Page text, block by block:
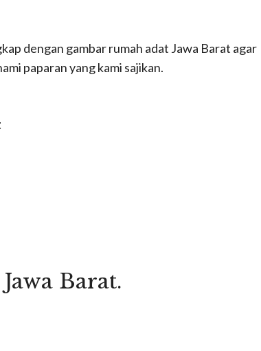
dengan gambar rumah adat Jawa Barat agar
paparan yang kami sajikan.
Barat.